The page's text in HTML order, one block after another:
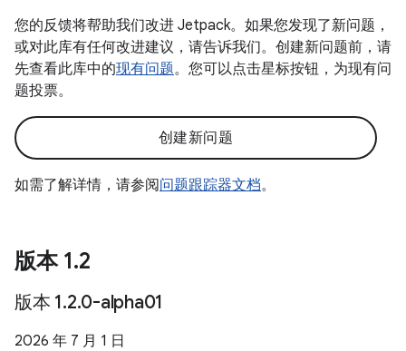
您的反馈将帮助我们改进 Jetpack。如果您发现了新问题，
或对此库有任何改进建议，请告诉我们。创建新问题前，请
先查看此库中的现有问题。您可以点击星标按钮，为现有问
题投票。
创建新问题
如需了解详情，请参阅问题跟踪器文档。
版本 1.2
版本 1.2.0-alpha01
2026 年 7 月 1 日